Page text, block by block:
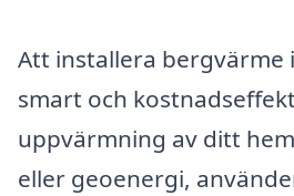
Att installera bergvärme
smart och
uppvärmning av ditt
eller geoenergi,